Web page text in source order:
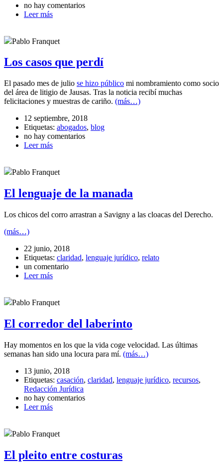
no hay comentarios
Leer más
Pablo Franquet
Los casos que perdí
El pasado mes de julio se hizo público mi nombramiento como socio
del área de litigio de Jausas. Tras la noticia recibí muchas
felicitaciones y muestras de cariño. (más…)
12 septiembre, 2018
Etiquetas: abogados, blog
no hay comentarios
Leer más
Pablo Franquet
El lenguaje de la manada
Los chicos del corro arrastran a Savigny a las cloacas del Derecho.
(más…)
22 junio, 2018
Etiquetas: claridad, lenguaje jurídico, relato
un comentario
Leer más
Pablo Franquet
El corredor del laberinto
Hay momentos en los que la vida coge velocidad. Las últimas
semanas han sido una locura para mí. (más…)
13 junio, 2018
Etiquetas: casación, claridad, lenguaje jurídico, recursos,
Redacción Jurídica
no hay comentarios
Leer más
Pablo Franquet
El pleito entre costuras